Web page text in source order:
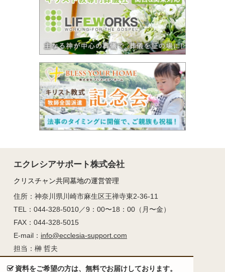
エクレシアサポート株式会社
クリスチャン共同墓地の運営管理
住所：神奈川県川崎市麻生区王禅寺東2-36-11
TEL：044-328-5010／9：00〜18：00（月〜金）
FAX：044-328-5015
E-mail： info@ecclesia-support.com
担当：榊 哲夫
資料をご希望の方は、無料でお届けしております。